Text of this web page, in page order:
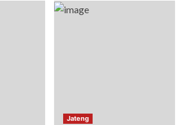
Jateng